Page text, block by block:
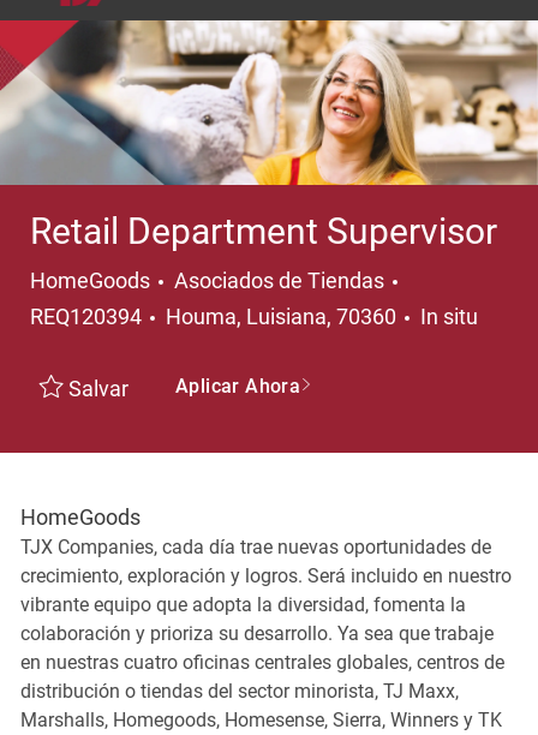
Retail Department Supervisor
HomeGoods Categoría
Asociados de Tiendas
REQ120394
Ubicación
Houma, Luisiana, 70360 In situ
Salvar Aplicar Ahora
HomeGoods
TJX Companies, cada día trae nuevas oportunidades de
crecimiento, exploración y logros. Será incluido en nuestro
vibrante equipo que adopta la diversidad, fomenta la
colaboración y prioriza su desarrollo. Ya sea que trabaje
en nuestras cuatro oficinas centrales globales, centros de
distribución o tiendas del sector minorista, TJ Maxx,
Marshalls, Homegoods, Homesense, Sierra, Winners y TK